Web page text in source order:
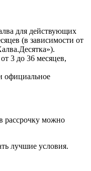
для действующих
(в зависимости от
3 до 36 месяцев,
официальное
рассрочку можно
лучшие условия.